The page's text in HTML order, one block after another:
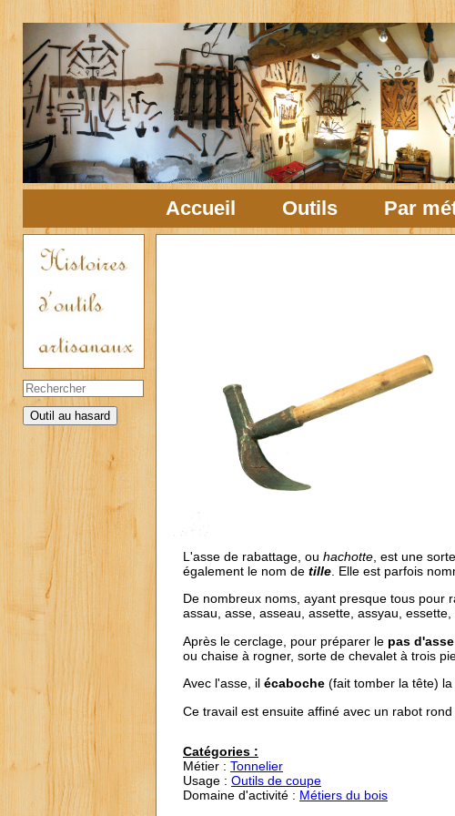
Accueil Outils Par
L'asse de rabattage, ou hachotte, est une
également le nom de tille. Elle est parfois
De nombreux noms, ayant presque tous pour
assau, asse, asseau, assette, assyau,
Après le cerclage, pour préparer le pas d'asse
ou chaise à rogner, sorte de chevalet à trois
Avec l'asse, il écaboche (fait tomber la tête)
Ce travail est ensuite affiné avec un rabot
Catégories :
Métier : Tonnelier
Usage : Outils de coupe
Domaine d'activité : Métiers du bois